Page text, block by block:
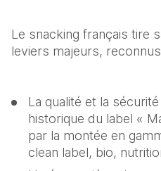
Le snacking français tire
leviers majeurs, reconnus
La qualité et la
historique du label «
par la montée en
clean label, bio,